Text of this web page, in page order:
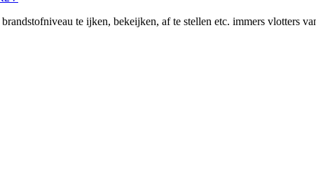
te ijken, bekeijken, af te stellen etc. immers vlotters